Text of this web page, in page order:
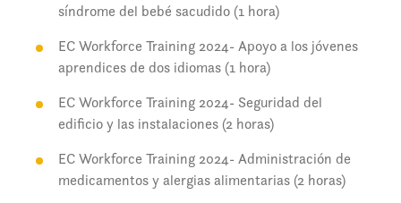
síndrome del bebé sacudido (1 hora)
EC Workforce Training 2024- Apoyo a los jóvenes
aprendices de dos idiomas (1 hora)
EC Workforce Training 2024- Seguridad del
edificio y las instalaciones (2 horas)
EC Workforce Training 2024- Administración de
medicamentos y alergias alimentarias (2 horas)